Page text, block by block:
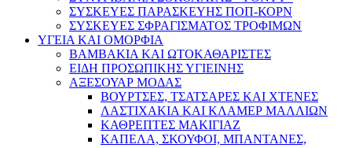
ΣΥΣΚΕΥΕΣ ΠΑΡΑΣΚΕΥΗΣ ΠΟΠ-ΚΟΡΝ
ΣΥΣΚΕΥΕΣ ΣΦΡΑΓΙΣΜΑΤΟΣ ΤΡΟΦΙΜΩΝ
ΥΓΕΙΑ ΚΑΙ ΟΜΟΡΦΙΑ
ΒΑΜΒΑΚΙΑ ΚΑΙ ΩΤΟΚΑΘΑΡΙΣΤΕΣ
ΕΙΔΗ ΠΡΟΣΩΠΙΚΗΣ ΥΓΙΕΙΝΗΣ
ΑΞΕΣΟΥΑΡ ΜΟΔΑΣ
ΒΟΥΡΤΣΕΣ, ΤΣΑΤΣΑΡΕΣ ΚΑΙ ΧΤΕΝΕΣ
ΛΑΣΤΙΧΑΚΙΑ ΚΑΙ ΚΛΑΜΕΡ ΜΑΛΛΙΩΝ
ΚΑΘΡΕΠΤΕΣ ΜΑΚΙΓΙΑΖ
ΚΑΠΕΛΑ, ΣΚΟΥΦΟΙ, ΜΠΑΝΤΑΝΕΣ,